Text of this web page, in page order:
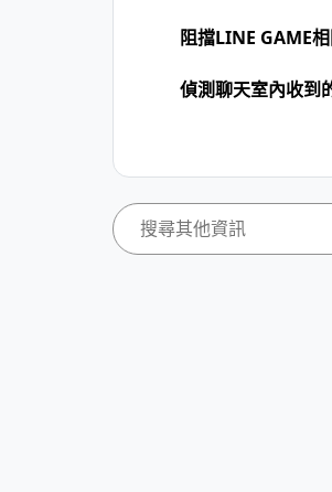
阻擋LINE GAME
偵測聊天室內收到